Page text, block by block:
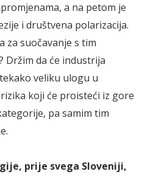
a na petom je
i društvena polarizacija.
za suočavanje s tim
Držim da će industrija
veliku ulogu u
koji će proisteći iz gore
pa samim tim
prije svega Sloveniji,